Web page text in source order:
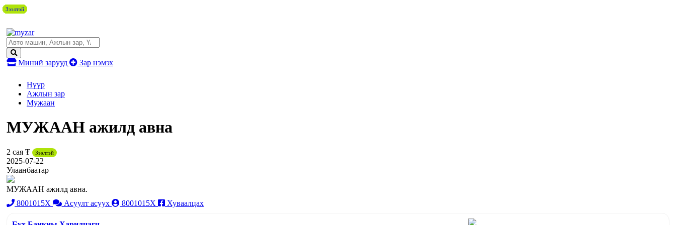
Миний зарууд Зар нэмэх
Нүүр
Ажлын зар
Мужаан
МУЖААН ажилд авна
2 сая ₮ Зээлтэй
2025-07-22
Улаанбаатар
МУЖААН ажилд авна.
8001015X
Асуулт асуух 8001015X Хуваалцах
Зээлтэй
Зээлтэй
Зээлтэй
Зээлтэй
Зээлтэй
Зээлтэй
Зээлтэй
Зээлтэй